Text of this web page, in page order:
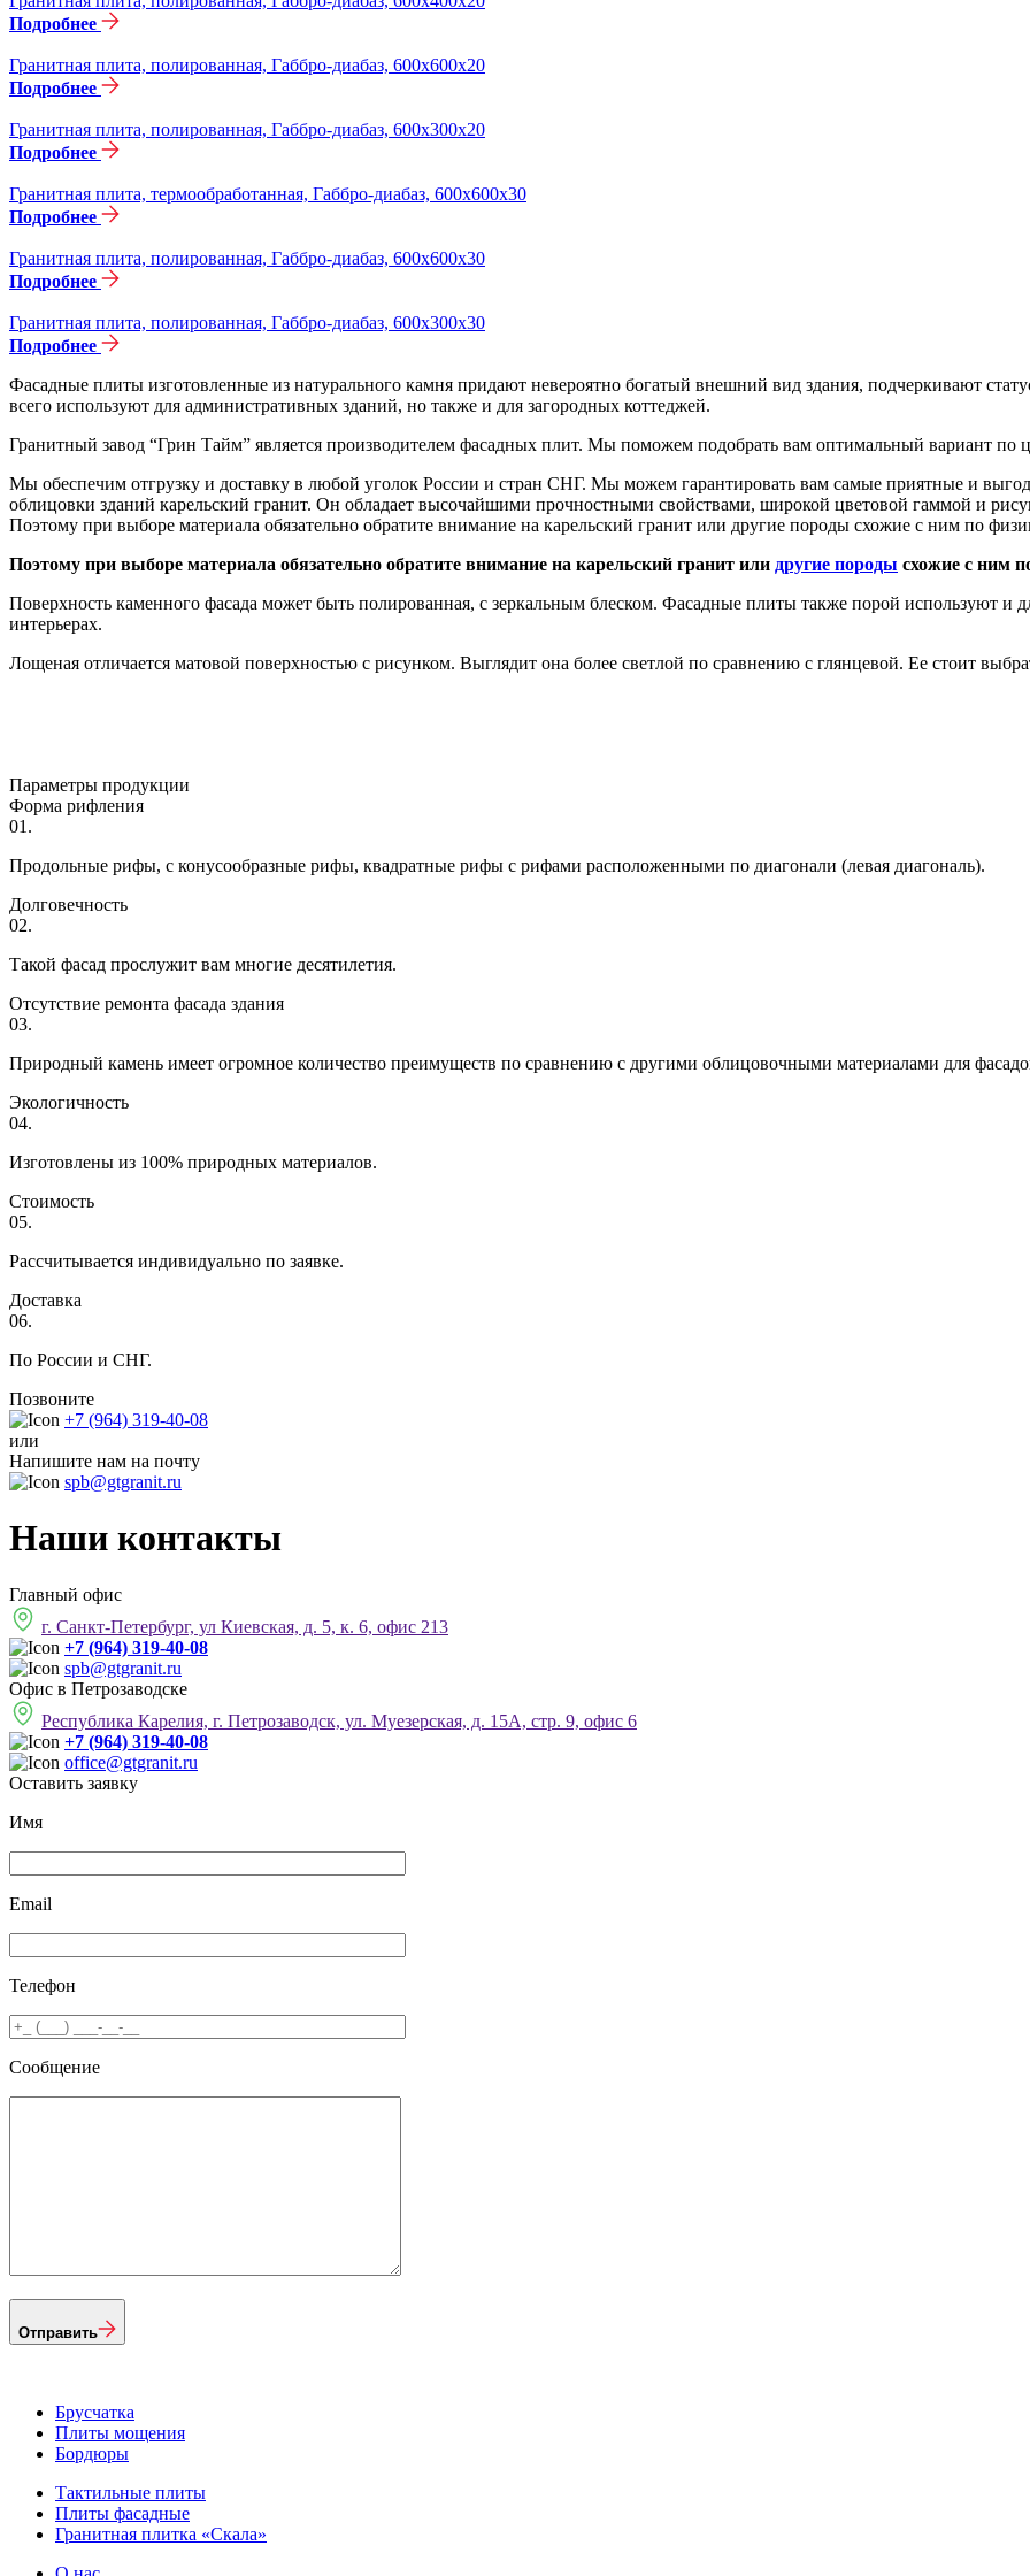
Подробнее
Гранитная плита, полированная, Габбро-диабаз, 600х600х20
Подробнее
Гранитная плита, полированная, Габбро-диабаз, 600х300х20
Подробнее
Гранитная плита, термообработанная, Габбро-диабаз, 600х600х30
Подробнее
Гранитная плита, полированная, Габбро-диабаз, 600х600х30
Подробнее
Гранитная плита, полированная, Габбро-диабаз, 600х300х30
Подробнее
Фасадные плиты изготовленные из натурального камня придают невероятно богатый внешний вид здания, подчеркивают
всего используют для административных зданий, но также и для загородных коттеджей.
Гранитный завод “Грин Тайм” является производителем фасадных плит. Мы поможем подобрать вам оптимальный вариант по
Мы обеспечим отгрузку и доставку в любой уголок России и стран СНГ. Мы можем гарантировать вам самые приятные и
облицовки зданий карельский гранит. Он обладает высочайшими прочностными свойствами, широкой цветовой гаммой и
Поэтому при выборе материала обязательно обратите внимание на карельский гранит или другие породы схожие с ним по
Поэтому при выборе материала обязательно обратите внимание на карельский гранит или другие породы схожие с ним
Поверхность каменного фасада может быть полированная, с зеркальным блеском. Фасадные плиты также порой используют и
интерьерах.
Лощеная отличается матовой поверхностью с рисунком. Выглядит она более светлой по сравнению с глянцевой. Ее стоит
Параметры продукции
Форма рифления
01.
Продольные рифы, с конусообразные рифы, квадратные рифы с рифами расположенными по диагонали (левая диагональ).
Долговечность
02.
Такой фасад прослужит вам многие десятилетия.
Отсутствие ремонта фасада здания
03.
Природный камень имеет огромное количество преимуществ по сравнению с другими облицовочными материалами для
Экологичность
04.
Изготовлены из 100% природных материалов.
Стоимость
05.
Рассчитывается индивидуально по заявке.
Доставка
06.
По России и СНГ.
Позвоните
+7 (964) 319-40-08
или
Напишите нам на почту
spb@gtgranit.ru
Наши контакты
Главный офис
г. Санкт-Петербург, ул Киевская, д. 5, к. 6, офис 213
+7 (964) 319-40-08
spb@gtgranit.ru
Офис в Петрозаводске
Республика Карелия, г. Петрозаводск, ул. Муезерская, д. 15А, стр. 9, офис 6
+7 (964) 319-40-08
office@gtgranit.ru
Оставить заявку
Имя
Email
Телефон
Сообщение
Отправить
Брусчатка
Плиты мощения
Бордюры
Тактильные плиты
Плиты фасадные
Гранитная плитка «Скала»